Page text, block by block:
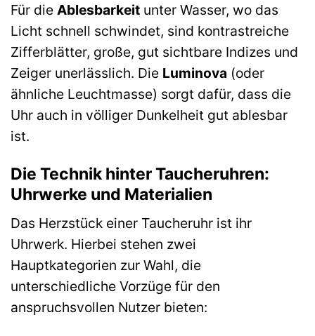
Für die Ablesbarkeit unter Wasser, wo das
Licht schnell schwindet, sind kontrastreiche
Zifferblätter, große, gut sichtbare Indizes und
Zeiger unerlässlich. Die Luminova (oder
ähnliche Leuchtmasse) sorgt dafür, dass die
Uhr auch in völliger Dunkelheit gut ablesbar
ist.
Die Technik hinter Taucheruhren:
Uhrwerke und Materialien
Das Herzstück einer Taucheruhr ist ihr
Uhrwerk. Hierbei stehen zwei
Hauptkategorien zur Wahl, die
unterschiedliche Vorzüge für den
anspruchsvollen Nutzer bieten: